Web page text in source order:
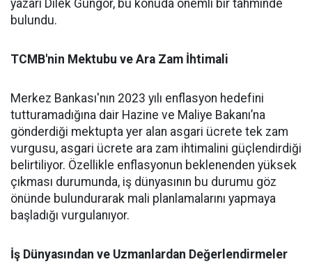
yazarı Dilek Güngör, bu konuda önemli bir tahminde
bulundu.
TCMB'nin Mektubu ve Ara Zam İhtimali
Merkez Bankası'nın 2023 yılı enflasyon hedefini
tutturamadığına dair Hazine ve Maliye Bakanı’na
gönderdiği mektupta yer alan asgari ücrete tek zam
vurgusu, asgari ücrete ara zam ihtimalini güçlendirdiği
belirtiliyor. Özellikle enflasyonun beklenenden yüksek
çıkması durumunda, iş dünyasının bu durumu göz
önünde bulundurarak mali planlamalarını yapmaya
başladığı vurgulanıyor.
İş Dünyasından ve Uzmanlardan Değerlendirmeler